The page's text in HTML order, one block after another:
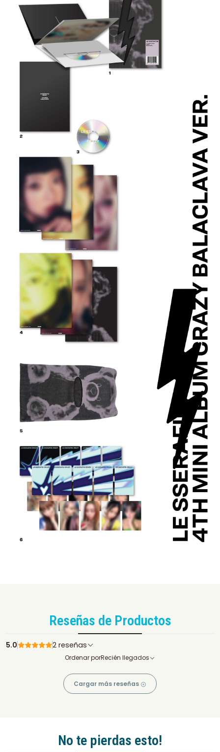
Reseñas de Productos
5.0 2 reseñas
Ordenar porRecién llegados
Cargar más reseñas
No te pierdas esto!